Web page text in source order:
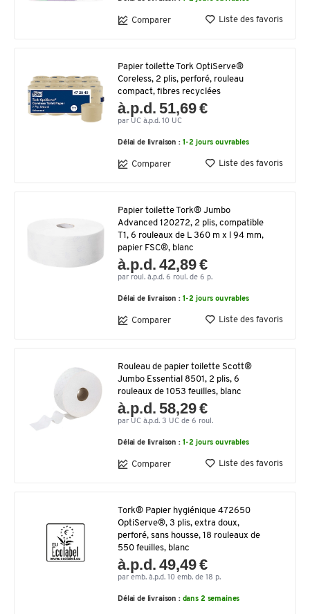
Comparer Liste des favoris
Papier toilette Tork OptiServe®
Coreless, 2 plis, perforé, rouleau
compact, fibres recyclées
à.p.d. 51,69 €
par UC à.p.d. 10 UC
Délai de livraison : 1-2 jours ouvrables
Comparer Liste des favoris
Papier toilette Tork® Jumbo
Advanced 120272, 2 plis, compatible
T1, 6 rouleaux de L 360 m x l 94 mm,
papier FSC®, blanc
à.p.d. 42,89 €
par roul. à.p.d. 6 roul. de 6 p.
Délai de livraison : 1-2 jours ouvrables
Comparer Liste des favoris
Rouleau de papier toilette Scott®
Jumbo Essential 8501, 2 plis, 6
rouleaux de 1053 feuilles, blanc
à.p.d. 58,29 €
par UC à.p.d. 3 UC de 6 roul.
Délai de livraison : 1-2 jours ouvrables
Comparer Liste des favoris
Tork® Papier hygiénique 472650
OptiServe®, 3 plis, extra doux,
perforé, sans housse, 18 rouleaux de
550 feuilles, blanc
à.p.d. 49,49 €
par emb. à.p.d. 10 emb. de 18 p.
Délai de livraison : dans 2 semaines